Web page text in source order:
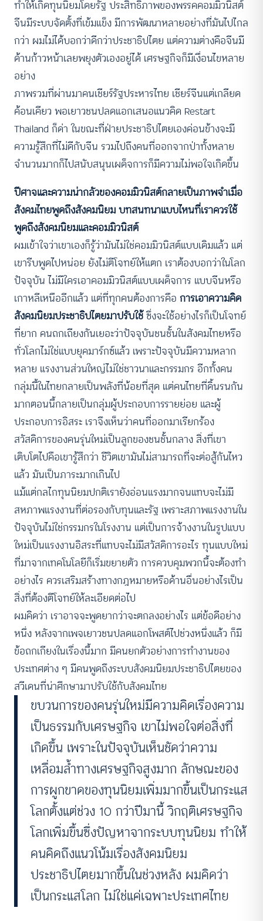
ทำให้เกิดทุนนิยมโดยรัฐ ประสิทธิภาพของพรรคคอมมิวนิสต์
จีนมีระบบจัดตั้งที่เข้มแข็ง มีการพัฒนาหลายอย่างที่มันไปไกล
กว่า ผมไม่ได้บอกว่าดีกว่าประชาธิปไตย แต่ความต่างคือจีนมี
ด้านก้าวหน้าเลยพยุงตัวเองอยู่ได้ เศรษฐกิจก็มีเงื่อนไขหลาย
อย่าง
ภาพรวมที่ผ่านมาคนเชียร์รัฐประหารไทย เชียร์จีนแต่เกลียด
ค้อนเคียว พอเยาวชนปลดแอกเสนอแนวคิด Restart
Thailand ก็ด่า ในขณะที่ฝ่ายประชาธิปไตยเองค่อนข้างจะมี
ความรู้สึกที่ไม่ดีกับจีน รวมไปถึงคนที่ออกจากป่าทั้งหลาย
จำนวนมากก็ไปสนับสนุนเผด็จการก็มีความไม่พอใจเกิดขึ้น
ปีศาจและความน่ากลัวของคอมมิวนิสต์กลายเป็นภาพจำเมื่อ
สังคมไทยพูดถึงสังคมนิยม บทสนทนาแบบไหนที่เราควรใช้
พูดถึงสังคมนิยมและคอมมิวนิสต์
ผมเข้าใจว่าเขาเองก็รู้ว่ามันไม่ใช่คอมมิวนิสต์แบบเดิมแล้ว แต่
เขารีบพูดไปหน่อย ยังไม่ตีโจทย์ให้แตก เราต้องบอกว่าในโลก
ปัจจุบัน ไม่มีใครเอาคอมมิวนิสต์แบบเผด็จการ แบบจีนหรือ
เกาหลีเหนืออีกแล้ว แต่ที่ทุกคนต้องการคือ การเอาความคิด
สังคมนิยมประชาธิปไตยมาปรับใช้ซึ่งจะใช้อย่างไรก็เป็นโจทย์
ที่ยาก คนถกเถียงกันเยอะว่าปัจจุบันชนชั้นในสังคมไทยหรือ
ทั่วโลกไม่ใช่แบบยุคมาร์กซ์แล้ว เพราะปัจจุบันมีความหลาก
หลาย แรงงานส่วนใหญ่ไม่ใช่ชาวนาและกรรมกร อีกทั้งคน
กลุ่มนี้ในไทยกลายเป็นพลังที่น้อยที่สุด แต่คนไทยที่ดิ้นรนกัน
มากตอนนี้กลายเป็นกลุ่มผู้ประกอบการรายย่อย และผู้
ประกอบการอิสระ เราจึงเห็นว่าคนที่ออกมาเรียกร้อง
สวัสดิการของคนรุ่นใหม่เป็นลูกของชนชั้นกลาง สิ่งที่เขา
เติบโตไปคือเขารู้สึกว่า ชีวิตเขามันไม่สามารถที่จะต่อสู้กันไหว
แล้ว มันเป็นภาระมากเกินไป
แม้แต่กลไกทุนนิยมปกติเรายังอ่อนแรงมากจนแทบจะไม่มี
สหภาพแรงงานที่ต่อรองกับทุนและรัฐ เพราะสภาพแรงงานใน
ปัจจุบันไม่ใช่กรรมกรในโรงงาน แต่เป็นการจ้างงานในรูปแบบ
ใหม่เป็นแรงงานอิสระที่แทบจะไม่มีสวัสดิการอะไร ทุนแบบใหม่
ที่มาจากเทคโนโลยีก็เริ่มขยายตัว การควบคุมพวกนี้จะต้องทำ
อย่างไร ควรเสริมสร้างทางกฎหมายหรือด้านอื่นอย่างไรเป็น
สิ่งที่ต้องตีโจทย์ให้ละเอียดต่อไป
ผมคิดว่า เราอาจจะพูดยากว่าจะตกลงอย่างไร แต่ข้อดีอย่าง
หนึ่ง หลังจากเพจเยาวชนปลดแอกโพสต์ไปช่วงหนึ่งแล้ว ก็มี
ข้อถกเกียงในเรื่องนี้มาก มีคนยกตัวอย่างการทำงานของ
ประเทศต่าง ๆ มีคนพูดถึงระบบสังคมนิยมประชาธิปไตยของ
สวีเดนที่น่าศึกษามาปรับใช้กับสังคมไทย
ขบวนการของคนรุ่นใหม่มีความคิดเรื่องความ
เป็นธรรมกับเศรษฐกิจ เขาไม่พอใจต่อสิ่งที่
เกิดขึ้น เพราะในปัจจุบันเห็นชัดว่าความ
เหลื่อมล้ำทางเศรษฐกิจสูงมาก ลักษณะของ
การผูกขาดของทุนนิยมเพิ่มมากขึ้นเป็นกระแส
โลกตั้งแต่ช่วง 10 กว่าปีมานี้ วิกฤติเศรษฐกิจ
โลกเพิ่มขึ้นซึ่งปัญหาจากระบบทุนนิยม ทำให้
คนคิดถึงแนวโน้มเรื่องสังคมนิยม
ประชาธิปไตยมากขึ้นในช่วงหลัง ผมคิดว่า
เป็นกระแสโลก ไม่ใช่แค่เฉพาะประเทศไทย